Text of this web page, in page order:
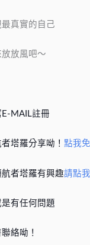
真實的自己
放風吧～
MAIL註冊
塔羅分享呦！ 點我
者塔羅有興趣請點
有任何問題
絡呦！